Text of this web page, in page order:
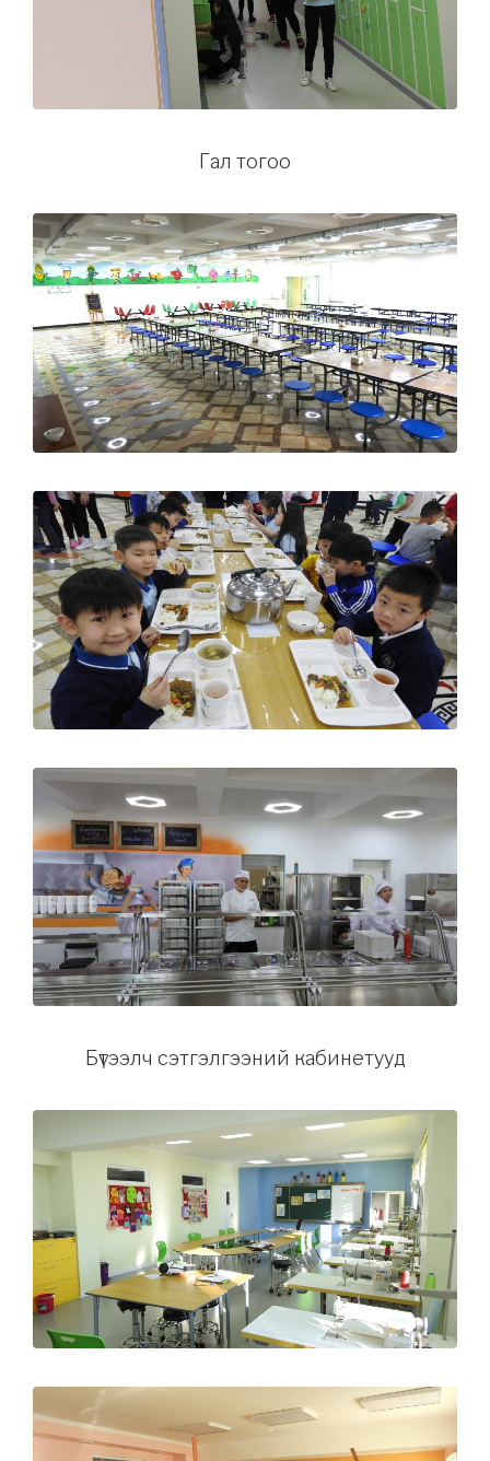
Гал тогоо
Бүтээлч сэтгэлгээний кабинетууд